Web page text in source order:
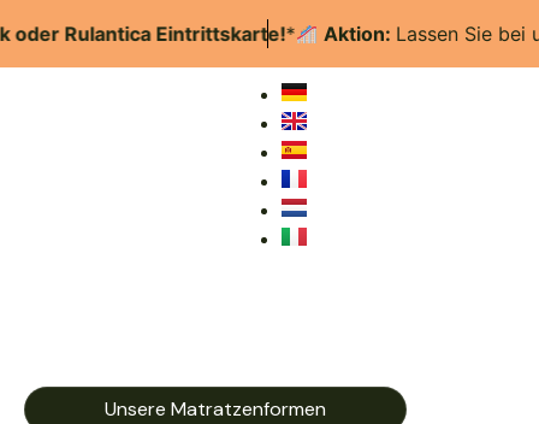
Eintrittskarte!* Aktion:Lassen Sie bei uns
Unsere Matratzenformen